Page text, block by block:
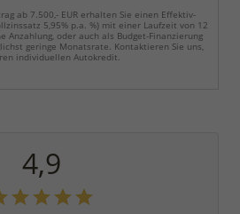
ab 7.500,- EUR erhalten Sie einen Effektiv-
5,95% p.a. %) mit einer Laufzeit von 12
Anzahlung, oder auch als Budget-Finanzierung
geringe Monatsrate. Kontaktieren Sie uns,
individuellen Autokredit.
4,9